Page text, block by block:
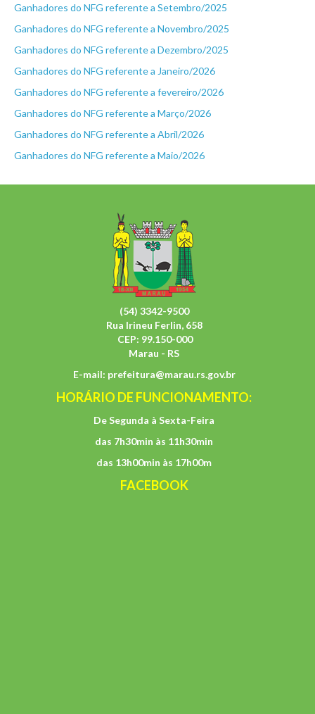
Ganhadores do NFG referente a Setembro/2025
Ganhadores do NFG referente a Novembro/2025
Ganhadores do NFG referente a Dezembro/2025
Ganhadores do NFG referente a Janeiro/2026
Ganhadores do NFG referente a fevereiro/2026
Ganhadores do NFG referente a Março/2026
Ganhadores do NFG referente a Abril/2026
Ganhadores do NFG referente a Maio/2026
(54) 3342-9500
Rua Irineu Ferlin, 658
CEP: 99.150-000
Marau - RS
E-mail: prefeitura@marau.rs.gov.br
HORÁRIO DE FUNCIONAMENTO:
De Segunda à Sexta-Feira
das 7h30min às 11h30min
das 13h00min às 17h00m
FACEBOOK